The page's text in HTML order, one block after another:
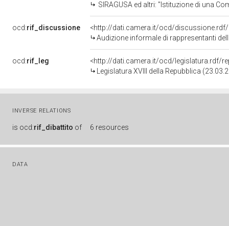
SIRAGUSA ed altri: "Istituzione di una
ocd:rif_discussione
<http://dati.camera.it/ocd/discussione.rdf/
Audizione informale di rappresentanti della SVIMEZ Associazione per lo sviluppo
ocd:rif_leg
<http://dati.camera.it/ocd/legislatura.rdf/
Legislatura XVIII della Repubblica
INVERSE RELATIONS
is ocd:rif_dibattito of 6 resources
DATA